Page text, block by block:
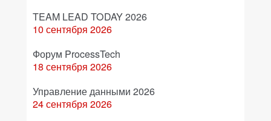
TEAM LEAD TODAY 2026
10 сентября 2026
Форум ProcessTech
18 сентября 2026
Управление данными 2026
24 сентября 2026